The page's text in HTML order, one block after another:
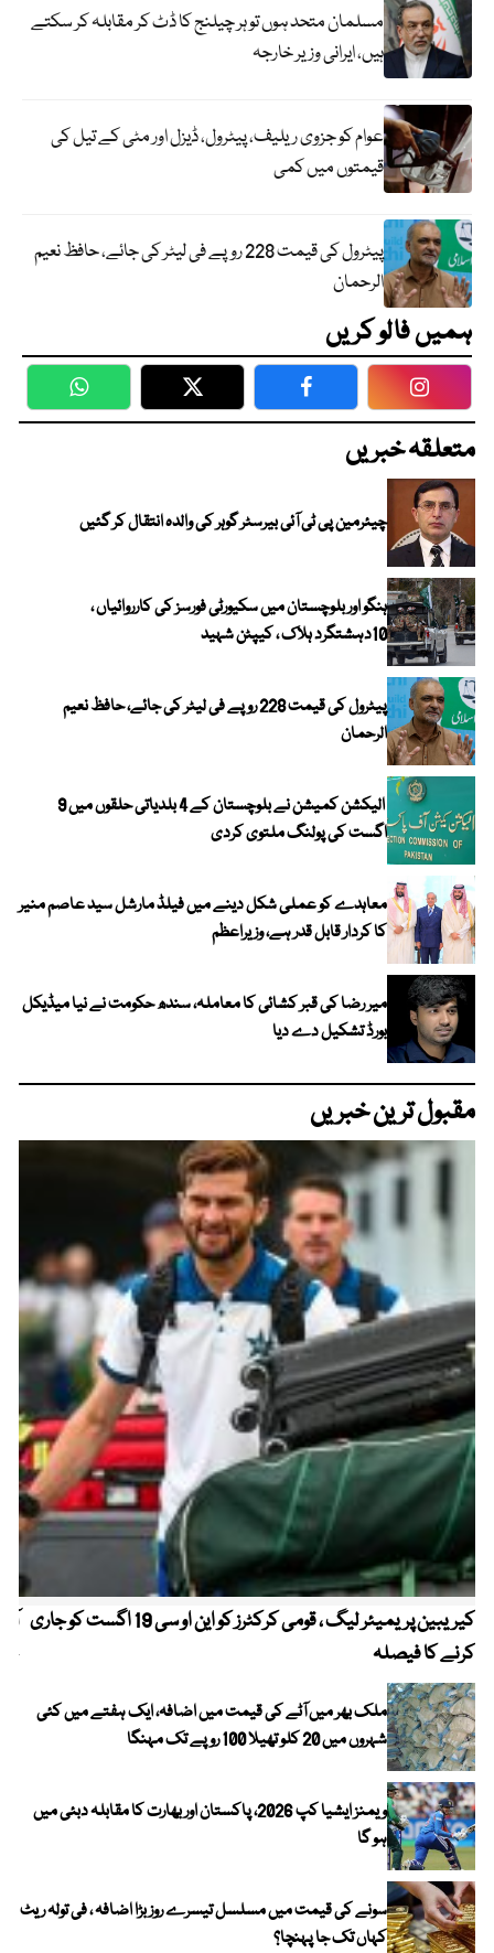
مسلمان متحد ہوں تو ہر چیلنج کا ڈٹ کر مقابلہ کر سکتے
ہیں، ایرانی وزیر خارجہ
عوام کو جزوی ریلیف، پیٹرول، ڈیزل اور مٹی کے تیل کی
قیمتوں میں کمی
پیٹرول کی قیمت 228 روپے فی لیٹر کی جائے، حافظ نعیم
الرحمان
ہمیں فالو کریں
WhatsApp Twitter Facebook
متعلقہ خبریں
چیئرمین پی ٹی آئی بیرسٹر گوہر کی والدہ انتقال کر گئیں
ہنگو اور بلوچستان میں سکیورٹی فورسز کی کارروائیاں ،
10دہشتگرد ہلاک ، کیپٹن شہید
پیٹرول کی قیمت 228 روپے فی لیٹر کی جائے، حافظ نعیم
الرحمان
الیکشن کمیشن نے بلوچستان کے 4 بلدیاتی حلقوں میں 9
اگست کی پولنگ ملتوی کردی
معاہدے کو عملی شکل دینے میں فیلڈ مارشل سید عاصم منیر
کا کردار قابل قدر ہے، وزیراعظم
میر رضا کی قبر کشائی کا معاملہ، سندھ حکومت نے نیا میڈیکل
بورڈ تشکیل دے دیا
مقبول ترین خبریں
کیریبین پریمیئر لیگ ، قومی کرکٹرز کو این او سی 19 اگست کو جاری
کرنے کا فیصلہ
ملک بھر میں آٹے کی قیمت میں اضافہ، ایک ہفتے میں کئی
شہروں میں 20 کلو تھیلا 100 روپے تک مہنگا
ویمنز ایشیا کپ 2026، پاکستان اور بھارت کا مقابلہ دبئی میں
ہو گا
سونے کی قیمت میں مسلسل تیسرے روز بڑا اضافہ ، فی تولہ ریٹ
کہاں تک جا پہنچا؟